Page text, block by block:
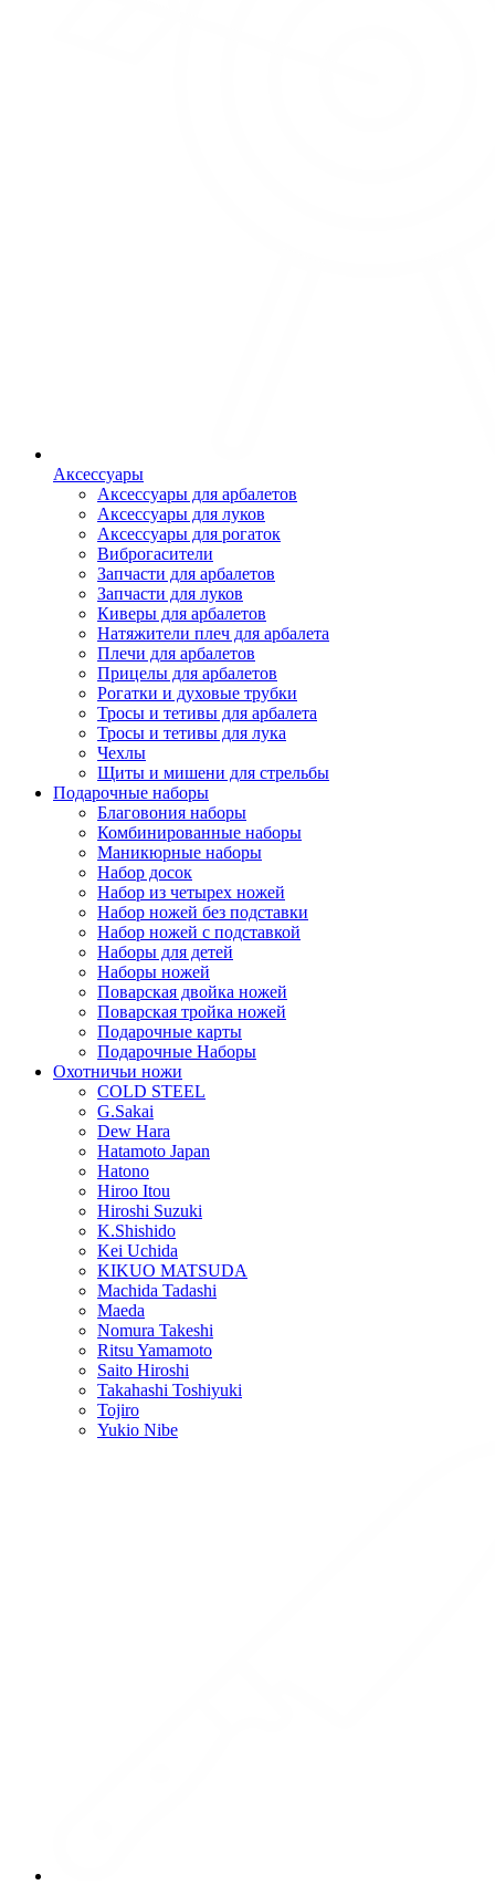
Аксессуары
Аксессуары для арбалетов
Аксессуары для луков
Аксессуары для рогаток
Виброгасители
Запчасти для арбалетов
Запчасти для луков
Киверы для арбалетов
Натяжители плеч для арбалета
Плечи для арбалетов
Прицелы для арбалетов
Рогатки и духовые трубки
Тросы и тетивы для арбалета
Тросы и тетивы для лука
Чехлы
Щиты и мишени для стрельбы
Подарочные наборы
Благовония наборы
Комбинированные наборы
Маникюрные наборы
Набор досок
Набор из четырех ножей
Набор ножей без подставки
Набор ножей с подставкой
Наборы для детей
Наборы ножей
Поварская двойка ножей
Поварская тройка ножей
Подарочные карты
Подарочные Наборы
Охотничьи ножи
COLD STEEL
G.Sakai
Dew Hara
Hatamoto Japan
Hatono
Hiroo Itou
Hiroshi Suzuki
K.Shishido
Kei Uchida
KIKUO MATSUDA
Machida Tadashi
Maeda
Nomura Takeshi
Ritsu Yamamoto
Saito Hiroshi
Takahashi Toshiyuki
Tojiro
Yukio Nibe